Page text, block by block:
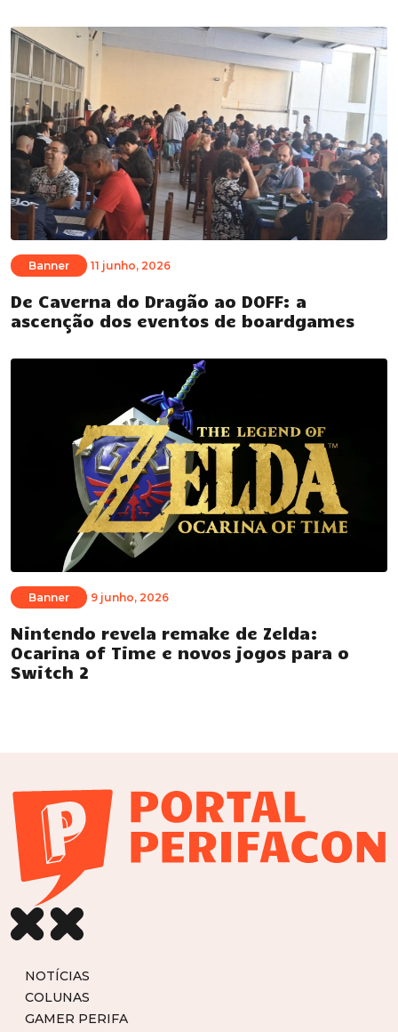
Banner 11 junho, 2026
De Caverna do Dragão ao DOFF: a
ascenção dos eventos de boardgames
Banner 9 junho, 2026
Nintendo revela remake de Zelda:
Ocarina of Time e novos jogos para o
Switch 2
NOTÍCIAS
COLUNAS
GAMER PERIFA